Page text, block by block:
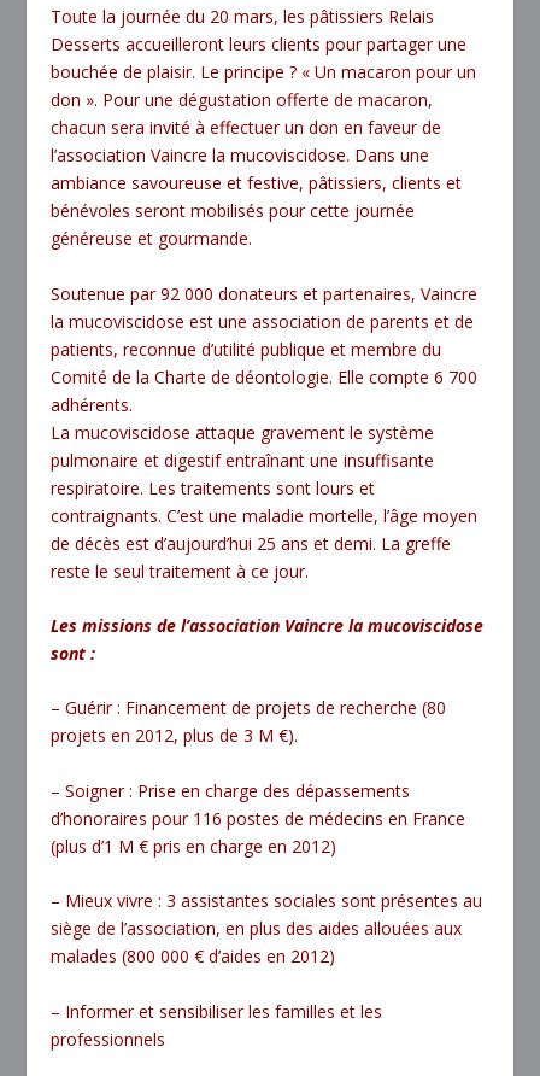
Toute la journée du 20 mars, les pâtissiers Relais
Desserts accueilleront leurs clients pour partager une
bouchée de plaisir. Le principe ? « Un macaron pour un
don ». Pour une dégustation offerte de macaron,
chacun sera invité à effectuer un don en faveur de
l’association Vaincre la mucoviscidose. Dans une
ambiance savoureuse et festive, pâtissiers, clients et
bénévoles seront mobilisés pour cette journée
généreuse et gourmande.
Soutenue par 92 000 donateurs et partenaires, Vaincre
la mucoviscidose est une association de parents et de
patients, reconnue d’utilité publique et membre du
Comité de la Charte de déontologie. Elle compte 6 700
adhérents.
La mucoviscidose attaque gravement le système
pulmonaire et digestif entraînant une insuffisante
respiratoire. Les traitements sont lours et
contraignants. C’est une maladie mortelle, l’âge moyen
de décès est d’aujourd’hui 25 ans et demi. La greffe
reste le seul traitement à ce jour.
Les missions de l’association Vaincre la mucoviscidose
sont :
– Guérir : Financement de projets de recherche (80
projets en 2012, plus de 3 M €).
– Soigner : Prise en charge des dépassements
d’honoraires pour 116 postes de médecins en France
(plus d’1 M € pris en charge en 2012)
– Mieux vivre : 3 assistantes sociales sont présentes au
siège de l’association, en plus des aides allouées aux
malades (800 000 € d’aides en 2012)
– Informer et sensibiliser les familles et les
professionnels